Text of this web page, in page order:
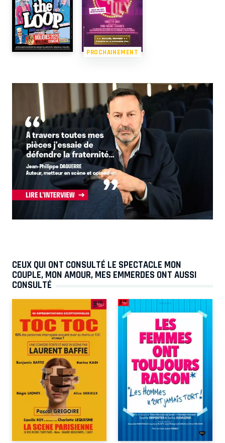
PROCHAINEMENT
CEUX QUI ONT CONSULTÉ LE SPECTACLE MON
COUPLE, MON AMOUR, MES EMMERDES ONT AUSSI
CONSULTÉ